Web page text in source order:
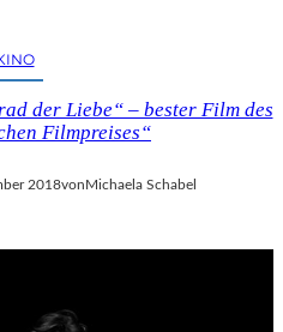
der Liebe“ – bester Film des
Filmpreises“
2018vonMichaela Schabel